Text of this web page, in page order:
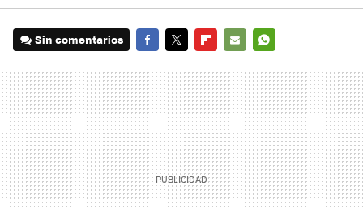
Sin comentarios
MAIL